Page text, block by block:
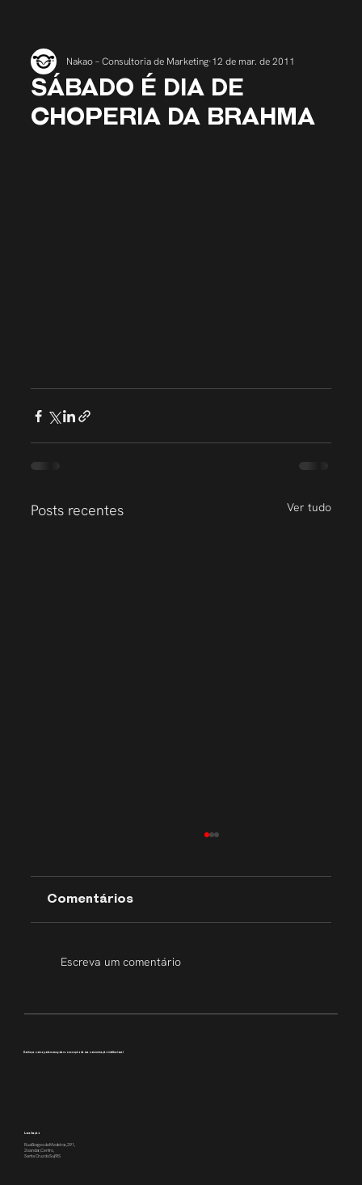
SÁBADO É DIA DE
CHOPERIA DA BRAHMA
Nakao – Consultoria de Marketing 12 de mar. de 2011
Posts recentes Ver tudo
Comentários
Escreva um comentário
Conheça como podemos apoiar a execução da sua comunicação institucional
Localização
Rua Borges de Medeiros, 391,
2o andar, Centro,
Santa Cruz do Sul/RS